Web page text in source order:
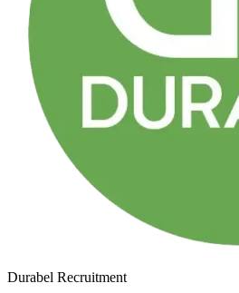
Durabel Recruitment